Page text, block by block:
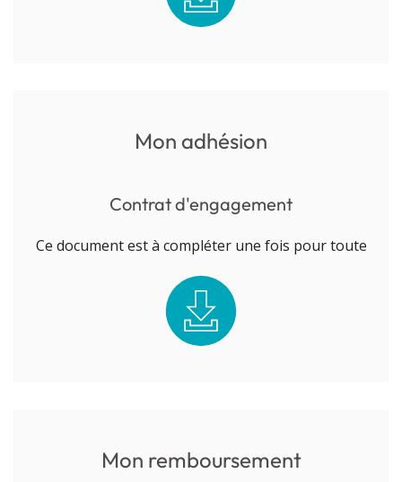
Mon adhésion
Contrat d'engagement
Ce document est à compléter une fois pour toute
Mon remboursement